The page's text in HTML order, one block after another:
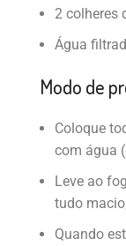
2 colheres
Água
Modo de
Coloque
com água
Leve ao
tudo
Quando